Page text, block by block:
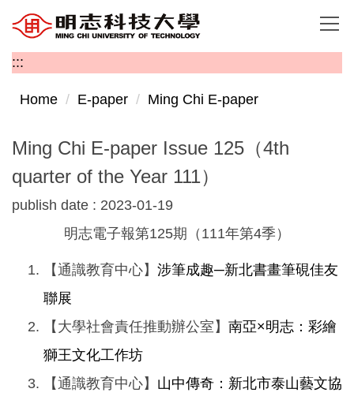
Jump
to
the
main
content
:::
Home E-paper Ming Chi E-paper
Ming Chi E-paper Issue 125（4th
quarter of the Year 111）
publish date : 2023-01-19
明志電子報第125期（111年第4季）
【通識教育中心】 涉筆成趣─新北書畫筆硯佳友
聯展
【大學社會責任推動辦公室】 南亞×明志：彩繪
獅王文化工作坊
【通識教育中心】 山中傳奇：新北市泰山藝文協